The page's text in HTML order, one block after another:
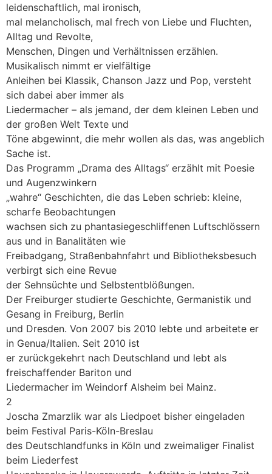
leidenschaftlich, mal ironisch,
mal melancholisch, mal frech von Liebe und Fluchten,
Alltag und Revolte,
Menschen, Dingen und Verhältnissen erzählen.
Musikalisch nimmt er vielfältige
Anleihen bei Klassik, Chanson Jazz und Pop, versteht
sich dabei aber immer als
Liedermacher – als jemand, der dem kleinen Leben und
der großen Welt Texte und
Töne abgewinnt, die mehr wollen als das, was angeblich
Sache ist.
Das Programm „Drama des Alltags“ erzählt mit Poesie
und Augenzwinkern
„wahre“ Geschichten, die das Leben schrieb: kleine,
scharfe Beobachtungen
wachsen sich zu phantasiegeschliffenen Luftschlössern
aus und in Banalitäten wie
Freibadgang, Straßenbahnfahrt und Bibliotheksbesuch
verbirgt sich eine Revue
der Sehnsüchte und Selbstentblößungen.
Der Freiburger studierte Geschichte, Germanistik und
Gesang in Freiburg, Berlin
und Dresden. Von 2007 bis 2010 lebte und arbeitete er
in Genua/Italien. Seit 2010 ist
er zurückgekehrt nach Deutschland und lebt als
freischaffender Bariton und
Liedermacher im Weindorf Alsheim bei Mainz.
2
Joscha Zmarzlik war als Liedpoet bisher eingeladen
beim Festival Paris-Köln-Breslau
des Deutschlandfunks in Köln und zweimaliger Finalist
beim Liederfest